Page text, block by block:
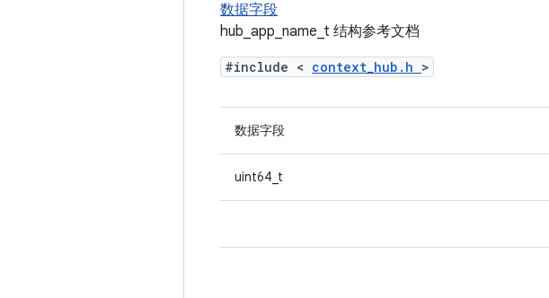
数据字段
hub_app_name_t 结构参考文档
#include < context_hub.h >
数据字段
uint64_t